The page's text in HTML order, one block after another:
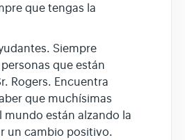
que tengas la
Siempre
que están
Rogers. Encuentra
que muchísimas
mundo están alzando la
un cambio positivo.